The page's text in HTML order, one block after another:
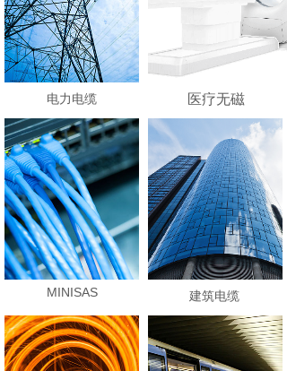
MINISAS 建筑电缆
电力电缆 医疗无磁